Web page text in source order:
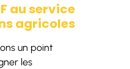
au service
agricoles
un point
les